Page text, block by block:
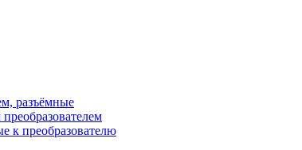
разъёмные
к преобразователю